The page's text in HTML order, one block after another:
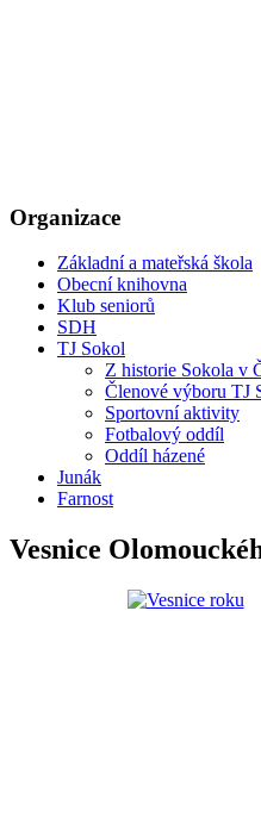
Organizace
Základní a mateřská škola
Obecní knihovna
Klub seniorů
SDH
TJ Sokol
Z historie Sokola v
Členové výboru TJ
Sportovní aktivity
Fotbalový oddíl
Oddíl házené
Junák
Farnost
Vesnice